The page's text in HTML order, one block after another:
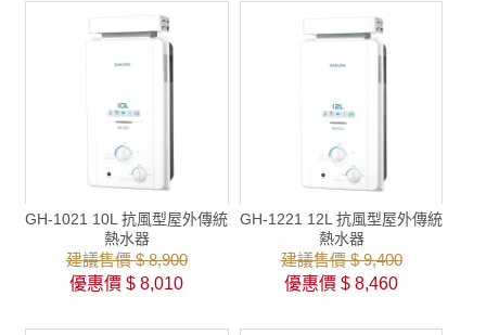
GH-1021 10L 抗風型屋外傳統
熱水器
建議售價 $ 8,900
優惠價 $ 8,010
GH-1221 12L 抗風型屋外傳統
熱水器
建議售價 $ 9,400
優惠價 $ 8,460